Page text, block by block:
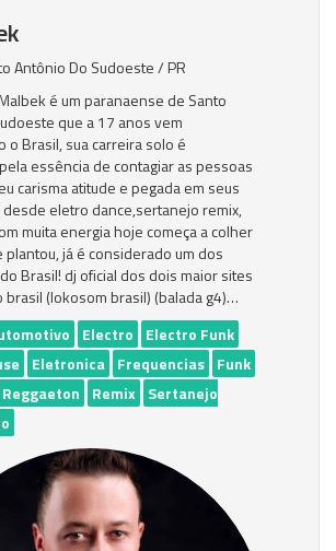
Antônio Do Sudoeste / PR
é um paranaense de Santo
que a 17 anos vem
o Brasil, sua carreira solo é
essência de contagiar as pessoas
carisma atitude e pegada em seus
desde eletro dance,sertanejo remix,
muita energia hoje começa a colher
plantou, já é considerado um dos
Brasil! dj oficial dos dois maior sites
brasil (lokosom brasil) (balada g4)…
Electro
Electro Funk
Eletronica Frequencias Funk
Reggaeton Remix Sertanejo